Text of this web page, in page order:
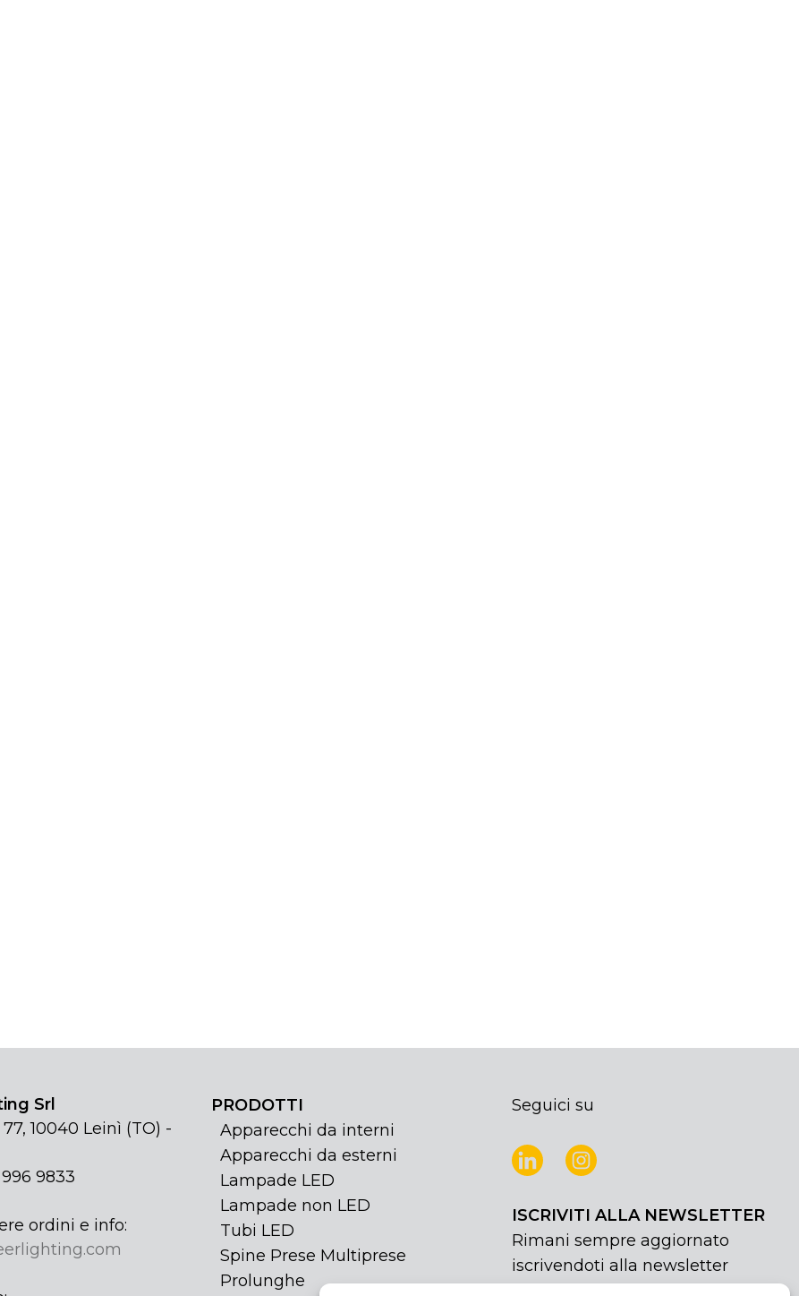
Srl
10040 Leinì (TO) -
996 9833
ordini e info:
PRODOTTI
Apparecchi da interni
Apparecchi da esterni
Lampade LED
Lampade non LED
Tubi LED
Spine Prese Multiprese
Prolunghe
Seguici su
ISCRIVITI ALLA NEWSLETTER
Rimani sempre aggiornato
iscrivendoti alla newsletter